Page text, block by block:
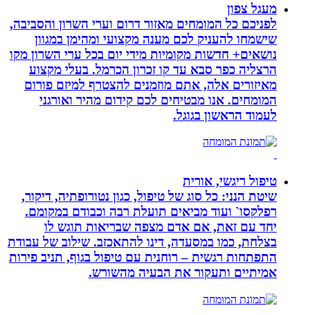
מעגל צפון
לפניכם כל המומחים מאזור דרום וערי השרון והסביבה,
שישמחו להעניק לכם מענה מקצועי ומהימן במגוון
נושאים+ חדשות מקומיות מידי יום בכל ערי השרון מקו
הרצליה כפר סבא עד קו זכרון הכרמל. בעלי מקצוע
מאיזורים אלה, אתם מוזמנים להצטרף למיזם פורום
המומחים. אנו מבטיחים לכם קידום מהיר ואורגני
לעמוד הראשון בגוגל.
טיפול ריגשי, אורית
שיטת הנני: כל סוג של טיפול, כגון נטורופתיה, דיקור,
רפלקסו` ועוד מביאים תועלת רבה וכבודם במקומם.
יחד עם זאת, אם אדם מצפה שבריאות תוגש לו
בצלחת, כמו במסעדה, דינו להתאכזב. שילוב של עבודת
התפתחות רגשית – רוחנית עם טיפול בגוף, תניב פירות
אמיתיים ותעקור את הבעיה מהשורש.